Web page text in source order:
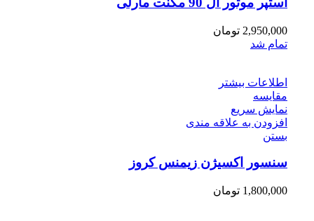
2,950,000 تومان
تمام شد
اطلاعات بیشتر
مقایسه
نمایش سریع
افزودن به علاقه مندی
بستن
سنسور اکسیژن زیمنس کروز
1,800,000 تومان